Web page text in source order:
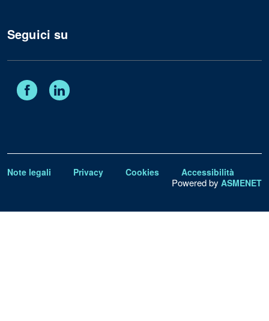
Seguici su
Facebook
Note legali Privacy Cookies Accessibilità
Powered by ASMENET